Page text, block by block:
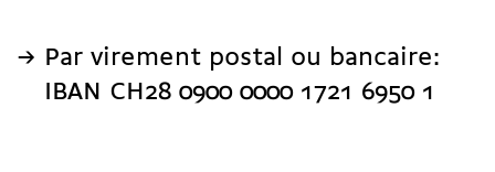
Par virement postal ou bancaire:
IBAN CH28 0900 0000 1721 6950 1